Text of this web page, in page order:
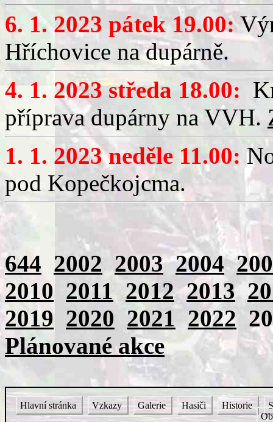
6. 1. 2023 pátek 19.00:
Hříchovice na dupárně.
4. 1. 2023 středa 18.00:
příprava dupárny na VVH.
1. 1. 2023 neděle 11.00:
pod Kopečkojcma.
644 2002 2003 2004
2010 2011 2012 2013
2019 2020 2021 2022
Plánované akce
Hlavní stránka Vzkazy Galerie Hasiči Historie